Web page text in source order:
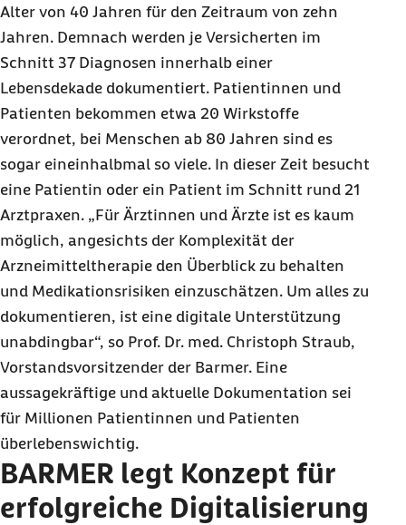
Sicherheits- und Effizienzgewinn durch
Digitalisierung
Alter von 40 Jahren für den Zeitraum von zehn
Jahren. Demnach werden je Versicherten im
Schnitt 37 Diagnosen innerhalb einer
Lebensdekade dokumentiert. Patientinnen und
Patienten bekommen etwa 20 Wirkstoffe
verordnet, bei Menschen ab 80 Jahren sind es
sogar eineinhalbmal so viele. In dieser Zeit besucht
eine Patientin oder ein Patient im Schnitt rund 21
Arztpraxen. „Für Ärztinnen und Ärzte ist es kaum
möglich, angesichts der Komplexität der
Arzneimitteltherapie den Überblick zu behalten
und Medikationsrisiken einzuschätzen. Um alles zu
dokumentieren, ist eine digitale Unterstützung
unabdingbar“, so Prof. Dr. med. Christoph Straub,
Vorstandsvorsitzender der Barmer. Eine
aussagekräftige und aktuelle Dokumentation sei
für Millionen Patientinnen und Patienten
überlebenswichtig.
BARMER legt Konzept für
erfolgreiche Digitalisierung